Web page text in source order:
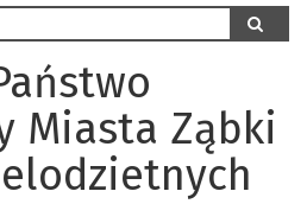
szukaj
Miasta Ząbki